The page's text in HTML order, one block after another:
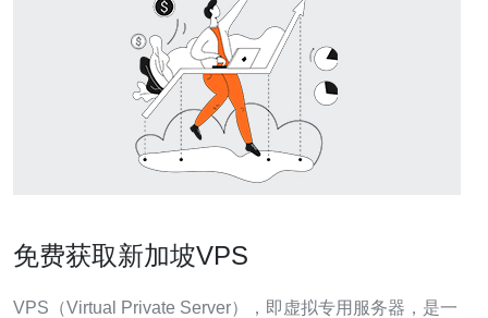
免费获取新加坡VPS
VPS（Virtual Private Server），即虚拟专用服务器，是一